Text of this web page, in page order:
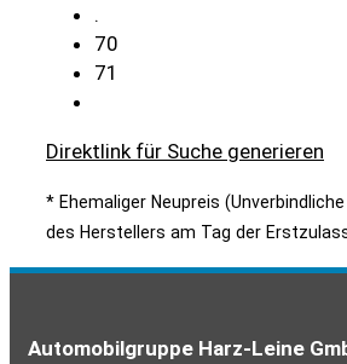
.
70
71
Direktlink für Suche generieren
* Ehemaliger Neupreis
des Herstellers am Tag der
Automobilgruppe Harz-Leine
Servicetermin Kontakt